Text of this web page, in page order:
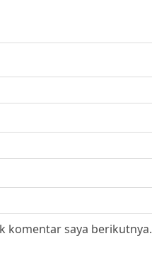
komentar saya berikutnya.